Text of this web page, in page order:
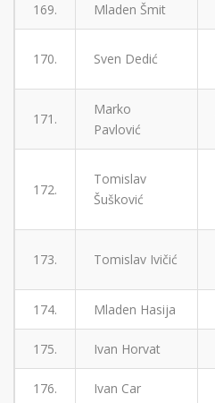
169. Mladen Šmit
170. Sven Dedić
171.
Marko
Pavlović
172.
Tomislav
Šušković
173. Tomislav Ivičić
174. Mladen Hasija
175. Ivan Horvat
176. Ivan Car